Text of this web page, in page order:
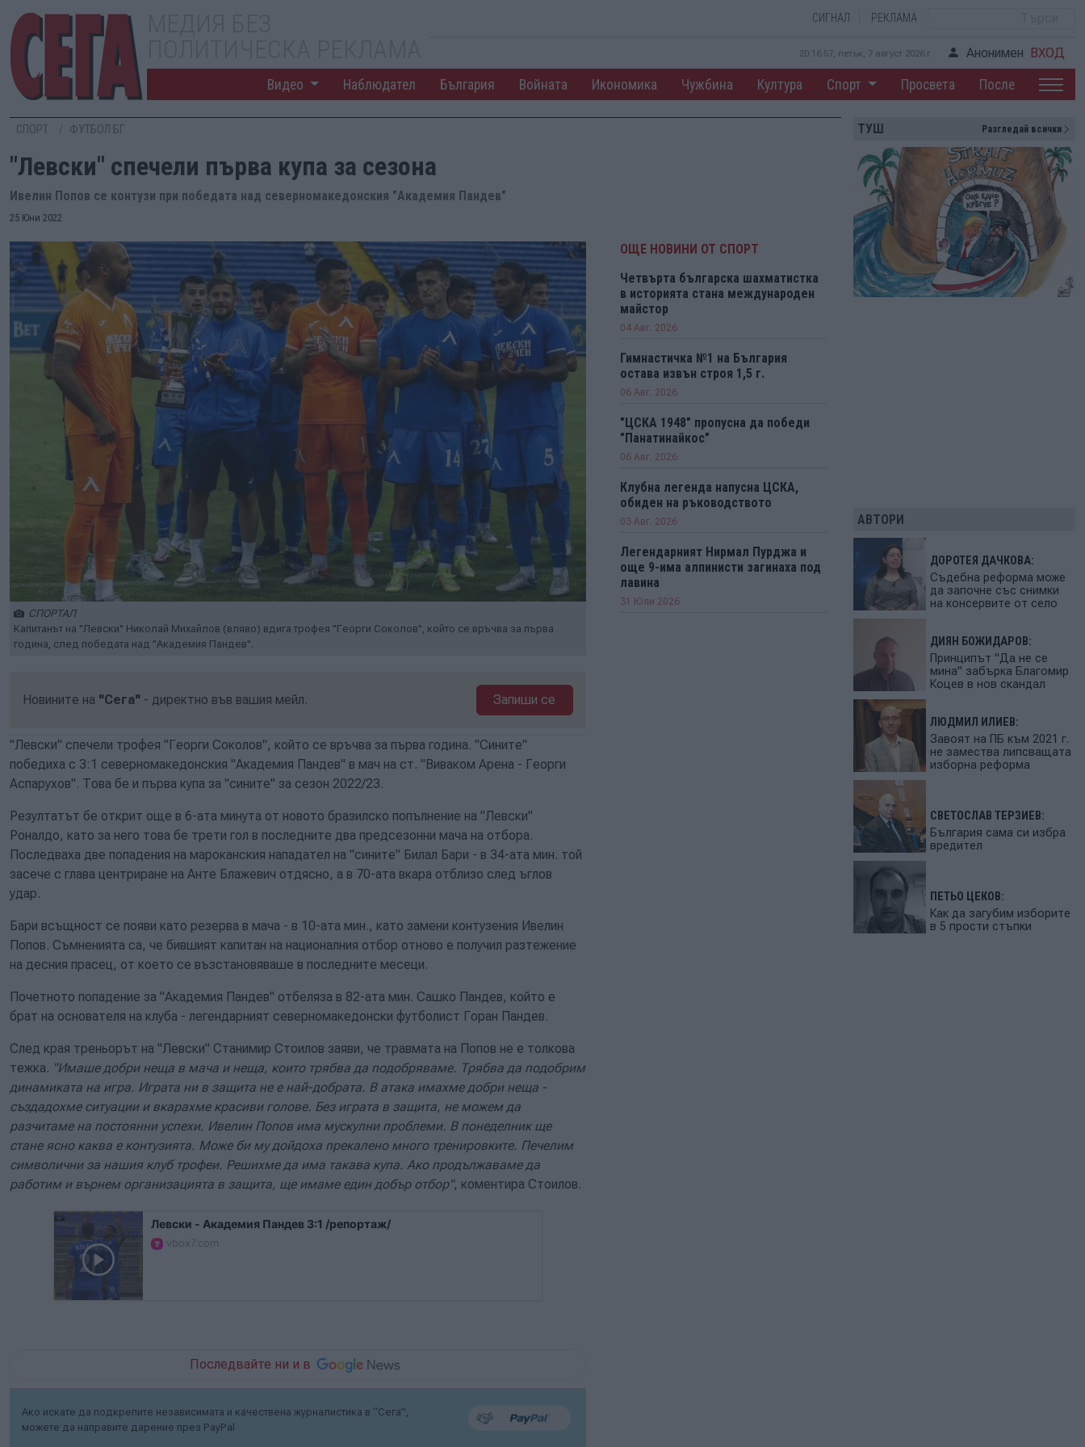
СИГНАЛ РЕКЛАМА
20:16:57, петък, 7 август 2026 г. Анонимен ВХОД
Видео Наблюдател България Войната Икономика Чужбина Култура Спорт Просвета После
СПОРТ ФУТБОЛ БГ
"Левски" спечели първа купа за сезона
Ивелин Попов се контузи при победата над северномакедонския "Академия Пандев"
25 Юни 2022
СПОРТАЛ
Капитанът на "Левски" Николай Михайлов (вляво) вдига трофея "Георги Соколов", който се връчва за първа
година, след победата над "Академия Пандев".
Новините на "Сега" - директно във вашия мейл. Запиши се
"Левски" спечели трофея "Георги Соколов", който се връчва за първа година. "Сините"
победиха с 3:1 северномакедонския "Академия Пандев" в мач на ст. "Виваком Арена - Георги
Аспарухов". Това бе и първа купа за "сините" за сезон 2022/23.
Резултатът бе открит още в 6-ата минута от новото бразилско попълнение на "Левски"
Роналдо, като за него това бе трети гол в последните два предсезонни мача на отбора.
Последваха две попадения на мароканския нападател на "сините" Билал Бари - в 34-ата мин. той
засече с глава центриране на Анте Блажевич отдясно, а в 70-ата вкара отблизо след ъглов
удар.
Бари всъщност се появи като резерва в мача - в 10-ата мин., като замени контузения Ивелин
Попов. Съмненията са, че бившият капитан на националния отбор отново е получил разтежение
на десния прасец, от което се възстановяваше в последните месеци.
Почетното попадение за "Академия Пандев" отбеляза в 82-ата мин. Сашко Пандев, който е
брат на основателя на клуба - легендарният северномакедонски футболист Горан Пандев.
След края треньорът на "Левски" Станимир Стоилов заяви, че травмата на Попов не е толкова
тежка. "Имаше добри неща в мача и неща, които трябва да подобряваме. Трябва да подобрим
динамиката на игра. Играта ни в защита не е най-добрата. В атака имахме добри неща -
създадохме ситуации и вкарахме красиви голове. Без играта в защита, не можем да
разчитаме на постоянни успехи. Ивелин Попов има мускулни проблеми. В понеделник ще
стане ясно каква е контузията. Може би му дойдоха прекалено много тренировките. Печелим
символични за нашия клуб трофеи. Решихме да има такава купа. Ако продължаваме да
работим и върнем организацията в защита, ще имаме един добър отбор", коментира Стоилов.
Левски - Академия Пандев 3:1 /репортаж/
vbox7.com
Последвайте ни и в
Ако искате да подкрепите независимата и качествена журналистика в “Сега”,
можете да направите дарение през PayPal
ОЩЕ НОВИНИ ОТ СПОРТ
Четвърта българска шахматистка
в историята стана международен
майстор
04 Авг. 2026
Гимнастичка №1 на България
остава извън строя 1,5 г.
06 Авг. 2026
"ЦСКА 1948" пропусна да победи
"Панатинайкос"
06 Авг. 2026
Клубна легенда напусна ЦСКА,
обиден на ръководството
03 Авг. 2026
Легендарният Нирмал Пурджа и
още 9-има алпинисти загинаха под
лавина
31 Юли 2026
ТУШ Разгледай всички
АВТОРИ
ДОРОТЕЯ ДАЧКОВА:
Съдебна реформа може
да започне със снимки
на консервите от село
ДИЯН БОЖИДАРОВ:
Принципът "Да не се
мина" забърка Благомир
Коцев в нов скандал
ЛЮДМИЛ ИЛИЕВ:
Завоят на ПБ към 2021 г.
не замества липсващата
изборна реформа
СВЕТОСЛАВ ТЕРЗИЕВ:
България сама си избра
вредител
ПЕТЬО ЦЕКОВ:
Как да загубим изборите
в 5 прости стъпки